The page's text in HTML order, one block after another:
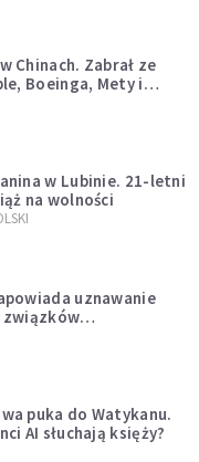
Chinach. Zabrał ze
Boeinga, Mety i
w Lubinie. 21-letni
na wolności
uznawanie
związków
"Państwo oblało ten
puka do Watykanu.
AI słuchają księży?